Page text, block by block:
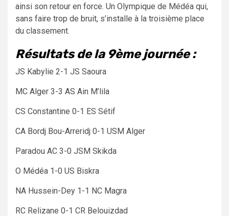
ainsi son retour en force. Un Olympique de Médéa qui,
sans faire trop de bruit, s’installe à la troisième place
du classement.
Résultats de la 9ème journée :
JS Kabylie 2-1 JS Saoura
MC Alger 3-3 AS Ain M’lila
CS Constantine 0-1 ES Sétif
CA Bordj Bou-Arreridj 0-1 USM Alger
Paradou AC 3-0 JSM Skikda
O Médéa 1-0 US Biskra
NA Hussein-Dey 1-1 NC Magra
RC Relizane 0-1 CR Belouizdad